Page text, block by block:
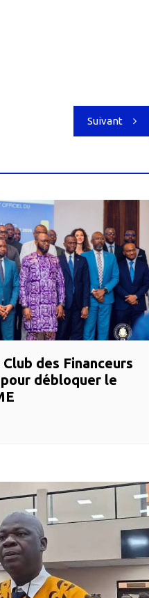
Suivant
Club des Financeurs
débloquer le